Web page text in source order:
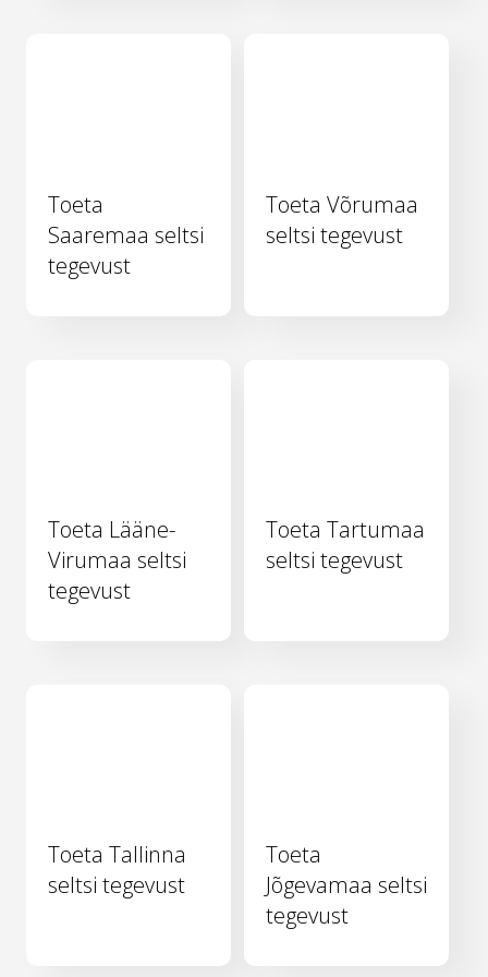
Toeta
Saaremaa seltsi
tegevust
Toeta Võrumaa
seltsi tegevust
Toeta Lääne-
Virumaa seltsi
tegevust
Toeta Tartumaa
seltsi tegevust
Toeta Tallinna
seltsi tegevust
Toeta
Jõgevamaa seltsi
tegevust